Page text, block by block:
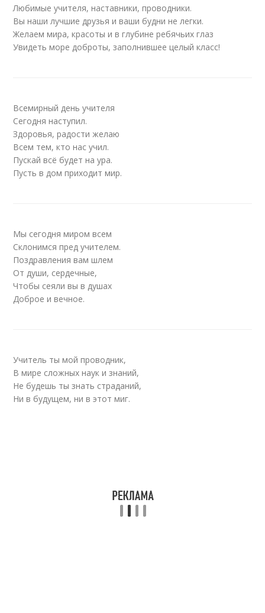
Любимые учителя, наставники, проводники.
Вы наши лучшие друзья и ваши будни не легки.
Желаем мира, красоты и в глубине ребячьих глаз
Увидеть море доброты, заполнившее целый класс!
Всемирный день учителя
Сегодня наступил.
Здоровья, радости желаю
Всем тем, кто нас учил.
Пускай всё будет на ура.
Пусть в дом приходит мир.
Мы сегодня миром всем
Склонимся пред учителем.
Поздравления вам шлем
От души, сердечные,
Чтобы сеяли вы в душах
Доброе и вечное.
Учитель ты мой проводник,
В мире сложных наук и знаний,
Не будешь ты знать страданий,
Ни в будущем, ни в этот миг.